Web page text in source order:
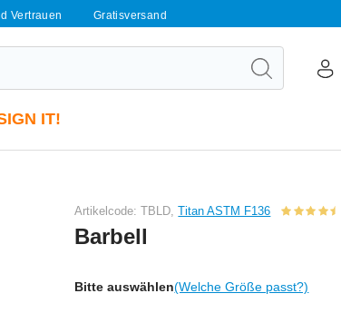
Vertrauen Gratisversand
IT!
Artikelcode: TBLD,Titan ASTM F136
Barbell
Bitte auswählen(Welche Größe passt?)